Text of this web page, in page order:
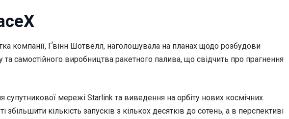
компанії, Ґвінн Шотвелл, наголошувала на планах щодо розбудови
самостійного виробництва ракетного палива, що свідчить про прагнення
мережі Starlink та виведення на орбіту нових космічних
кількість запусків з кількох десятків до сотень, а в перспективі